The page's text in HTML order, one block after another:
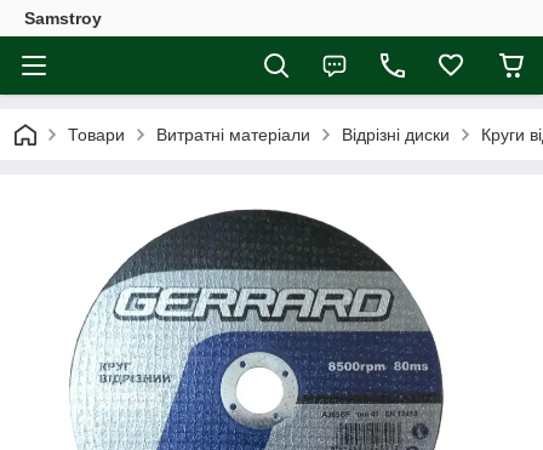
Samstroy
Товари Витратні матеріали Відрізні диски Круги